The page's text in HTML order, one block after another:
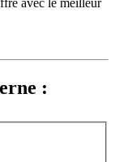
avec le meilleur
: